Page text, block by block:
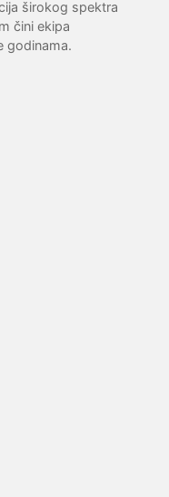
širokog spektra
čini ekipa
godinama.